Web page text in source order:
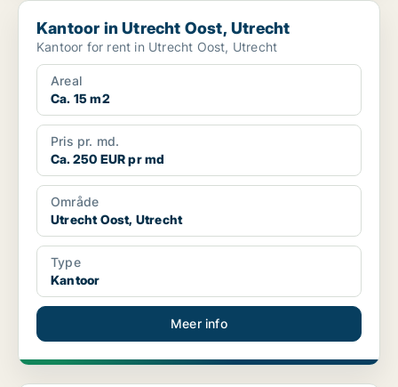
Kantoor in Utrecht Oost, Utrecht
Kantoor in Utrecht Oost, Utrecht
Kantoor for rent in Utrecht Oost, Utrecht
Areal
Ca. 15 m2
Pris pr. md.
Ca. 250 EUR pr md
Område
Utrecht Oost, Utrecht
Type
Kantoor
Meer info